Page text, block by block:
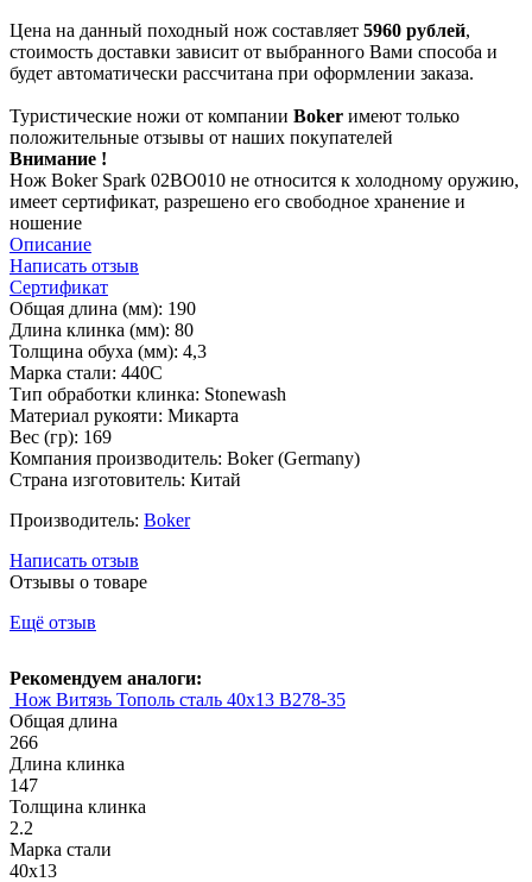
Цена на данный походный нож составляет 5960 рублей,
стоимость доставки зависит от выбранного Вами способа и
будет автоматически рассчитана при оформлении заказа.
Туристические ножи от компании Boker имеют только
положительные отзывы от наших покупателей
Внимание !
Нож Boker Spark 02BO010 не относится к холодному оружию,
имеет сертификат, разрешено его свободное хранение и
ношение
Описание
Написать отзыв
Сертификат
Общая длина (мм): 190
Длина клинка (мм): 80
Толщина обуха (мм): 4,3
Марка стали: 440C
Тип обработки клинка: Stonewash
Материал рукояти: Микарта
Вес (гр): 169
Компания производитель: Boker (Germany)
Страна изготовитель: Китай
Производитель: Boker
Написать отзыв
Отзывы о товаре
Ещё отзыв
Рекомендуем аналоги:
Нож Витязь Тополь сталь 40х13 B278-35
Общая длина
266
Длина клинка
147
Толщина клинка
2.2
Марка стали
40х13